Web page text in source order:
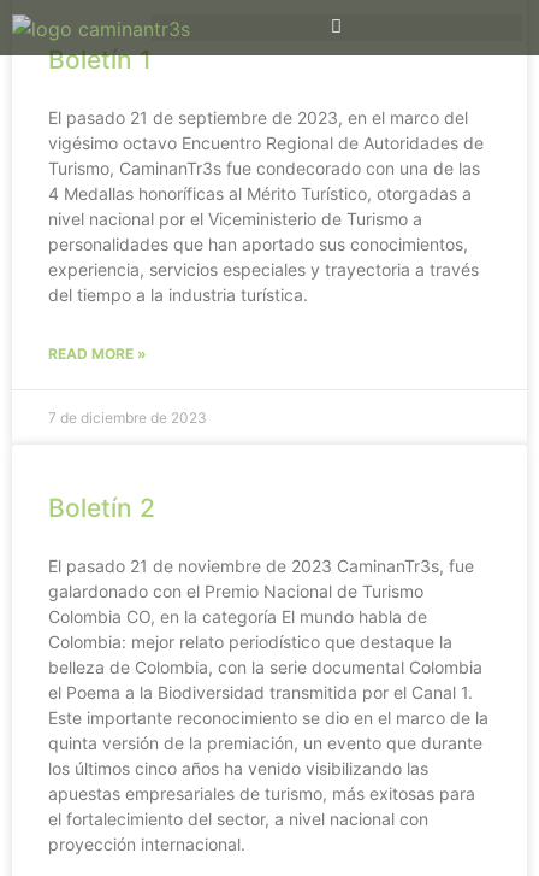
Boletín 1
El pasado 21 de septiembre de 2023, en el marco del
vigésimo octavo Encuentro Regional de Autoridades de
Turismo, CaminanTr3s fue condecorado con una de las
4 Medallas honoríficas al Mérito Turístico, otorgadas a
nivel nacional por el Viceministerio de Turismo a
personalidades que han aportado sus conocimientos,
experiencia, servicios especiales y trayectoria a través
del tiempo a la industria turística.
READ MORE »
7 de diciembre de 2023
Boletín 2
El pasado 21 de noviembre de 2023 CaminanTr3s, fue
galardonado con el Premio Nacional de Turismo
Colombia CO, en la categoría El mundo habla de
Colombia: mejor relato periodístico que destaque la
belleza de Colombia, con la serie documental Colombia
el Poema a la Biodiversidad transmitida por el Canal 1.
Este importante reconocimiento se dio en el marco de la
quinta versión de la premiación, un evento que durante
los últimos cinco años ha venido visibilizando las
apuestas empresariales de turismo, más exitosas para
el fortalecimiento del sector, a nivel nacional con
proyección internacional.